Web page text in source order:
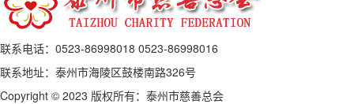
联系电话：0523-86998018 0523-86998016
联系地址：泰州市海陵区鼓楼南路326号
Copyright © 2023 版权所有：泰州市慈善总会